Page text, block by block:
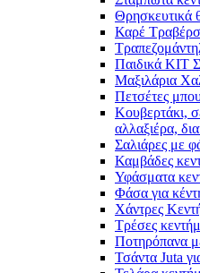
Θρησκευτικά
Καρέ
Παιδικά KIT
Μαξιλάρια
Πετσέτες
Κουβερτάκι,
αλλαξιέρα,
Σαλιάρες με
Καμβάδες
Υφάσματα
Φάσα για
Χάντρες
Τρέσες
Ποτηρόπανα
Τσάντα Juta